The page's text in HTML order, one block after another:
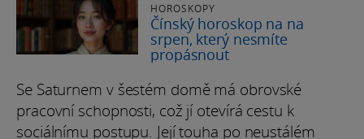
HOROSKOPY
Čínský horoskop na na
srpen, který nesmíte
propásnout
Se Saturnem v šestém domě má obrovské
pracovní schopnosti, což jí otevírá cestu k
sociálnímu postupu. Její touha po neustálém